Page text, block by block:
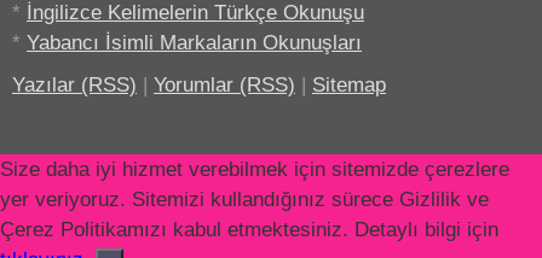
* İngilizce Kelimelerin Türkçe Okunuşu
* Yabancı İsimli Markaların Okunuşları
Yazılar (RSS) | Yorumlar (RSS) | Sitemap
Size daha iyi hizmet verebilmek için sitemizde çerezlere
yer veriyoruz. Sitemizi kullandığınız sürece Gizlilik ve
Çerez Politikamızı kabul etmektesiniz. Detaylı bilgi için